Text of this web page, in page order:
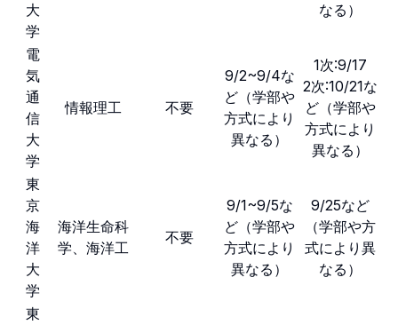
大
学
なる）
電
気
通
信
大
学
情報理工 不要
9/2~9/4な
ど（学部や
方式により
異なる）
1次:9/17
2次:10/21な
ど（学部や
方式により
異なる）
東
京
海
洋
大
学
海洋生命科
学、海洋工
不要
9/1~9/5な
ど（学部や
方式により
異なる）
9/25など
（学部や方
式により異
なる）
東